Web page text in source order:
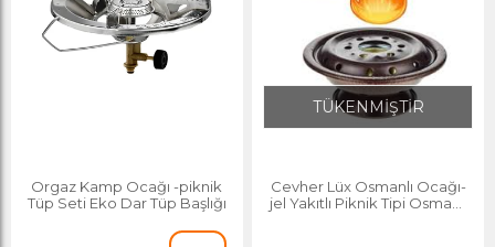
Orgaz Kamp Ocağı -piknik
Tüp Seti Eko Dar Tüp Başlığı
TÜKENMİŞTİR
Cevher Lüx Osmanlı Ocağı-
jel Yakıtlı Piknik Tipi Osmanlı